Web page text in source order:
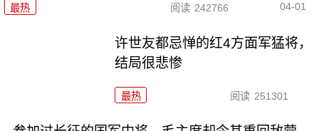
最热 阅读 242766 04-01
许世友都忌惮的红4方面军猛将，
结局很悲惨
最热 阅读 251301